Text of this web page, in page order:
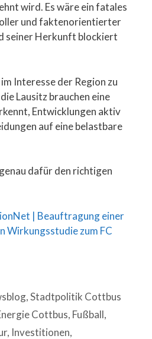
wird. Es wäre ein fatales
und faktenorientierter
seiner Herkunft blockiert
Interesse der Region zu
Lausitz brauchen eine
Entwicklungen aktiv
auf eine belastbare
dafür den richtigen
| Beauftragung einer
Wirkungsstudie zum FC
,Stadtpolitik Cottbus
Cottbus, Fußball,
, Investitionen,